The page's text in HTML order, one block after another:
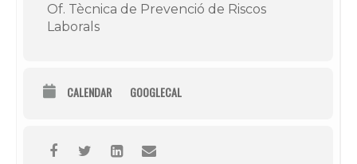
Of. Tècnica de Prevenció de Riscos
Laborals
CALENDAR GOOGLECAL